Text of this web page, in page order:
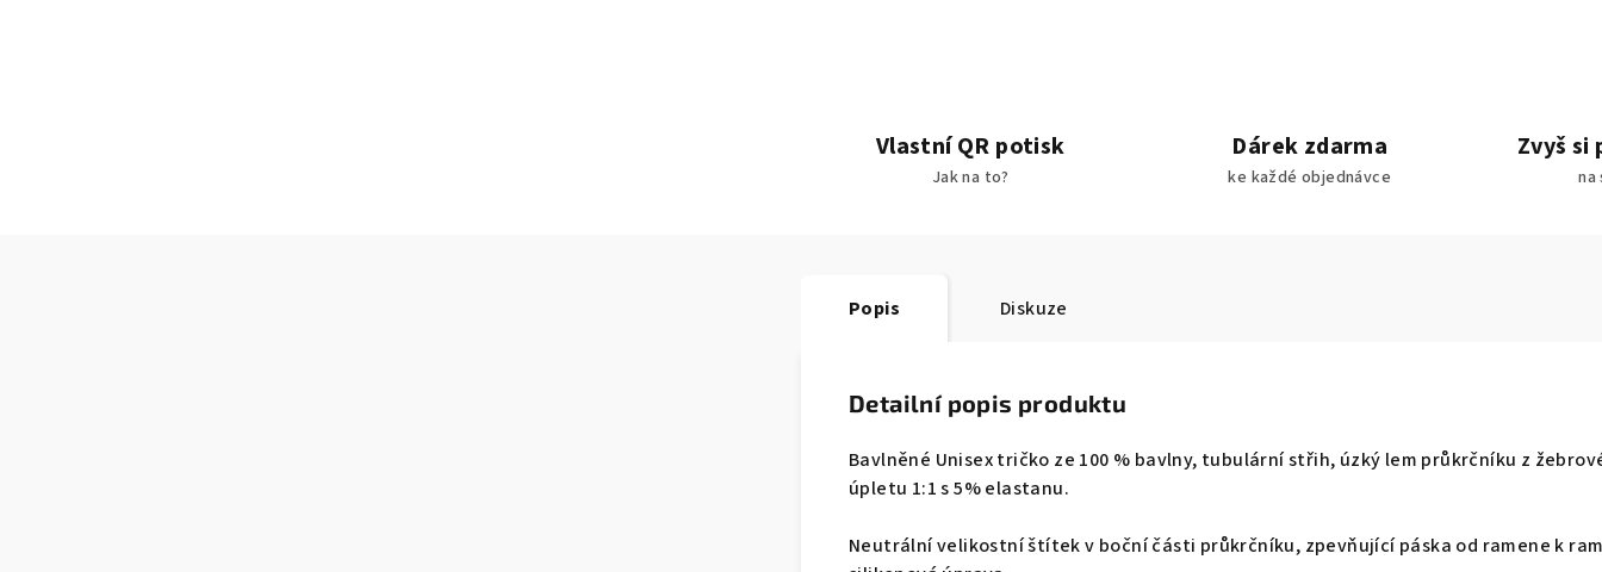
Vlastní QR potisk
Jak na to?
Dárek zdarma
ke každé objednávce
Zvyš
na
Popis Diskuze
Detailní popis produktu
Bavlněné Unisex tričko ze 100 % bavlny, tubulární střih, úzký lem průkrčníku z
úpletu 1:1 s 5% elastanu.
Neutrální velikostní štítek v boční části průkrčníku, zpevňující páska od ramene k